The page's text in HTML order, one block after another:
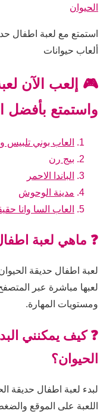
الحيوان
استمتع مع لعبة اطفال
ألعاب حيوانات
🎮 إلعب الآن
واستمتع بأفضل
العاب بوني تلبيس
بيج رن
الباندا الاحمر
مدينة الوحوش
العاب السا وانا
❓ ماهي لعبة
لعبة اطفال حديقة
لعبها مباشرة عبر
ومستويات المهارة.
❓ كيف يمكنني
الحيوان؟
لبدء لعبة اطفال حديقة
اللعبة على الموقع